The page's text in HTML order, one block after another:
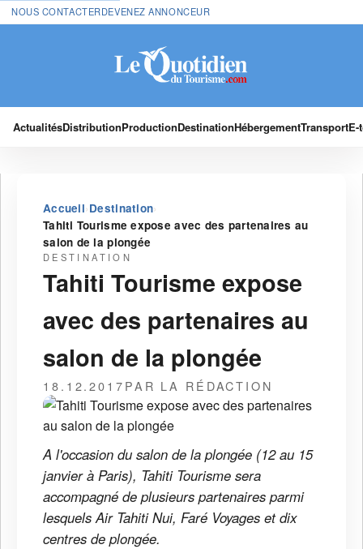
NOUS CONTACTERDEVENEZ ANNONCEUR
ActualitésDistributionProductionDestinationHébergementTransport
Accueil›Destination›
Tahiti Tourisme expose avec des partenaires au
salon de la plongée
DESTINATION
Tahiti Tourisme expose
avec des partenaires au
salon de la plongée
18.12.2017PAR LA RÉDACTION
A l'occasion du salon de la plongée (12 au 15
janvier à Paris), Tahiti Tourisme sera
accompagné de plusieurs partenaires parmi
lesquels Air Tahiti Nui, Faré Voyages et dix
centres de plongée.